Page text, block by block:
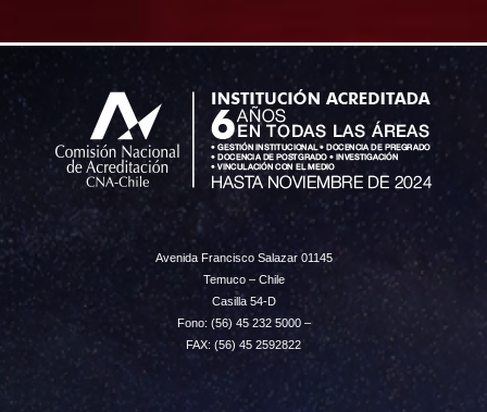
Avenida Francisco Salazar 01145
Temuco – Chile
Casilla 54-D
Fono: (56) 45 232 5000 –
FAX: (56) 45 2592822